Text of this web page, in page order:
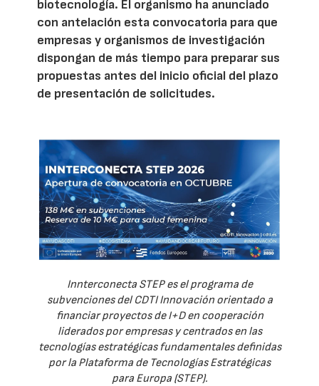
biotecnología. El organismo ha anunciado
con antelación esta convocatoria para que
empresas y organismos de investigación
dispongan de más tiempo para preparar sus
propuestas antes del inicio oficial del plazo
de presentación de solicitudes.
Innterconecta STEP es el programa de
subvenciones del CDTI Innovación orientado a
financiar proyectos de I+D en cooperación
liderados por empresas y centrados en las
tecnologías estratégicas fundamentales definidas
por la Plataforma de Tecnologías Estratégicas
para Europa (STEP).